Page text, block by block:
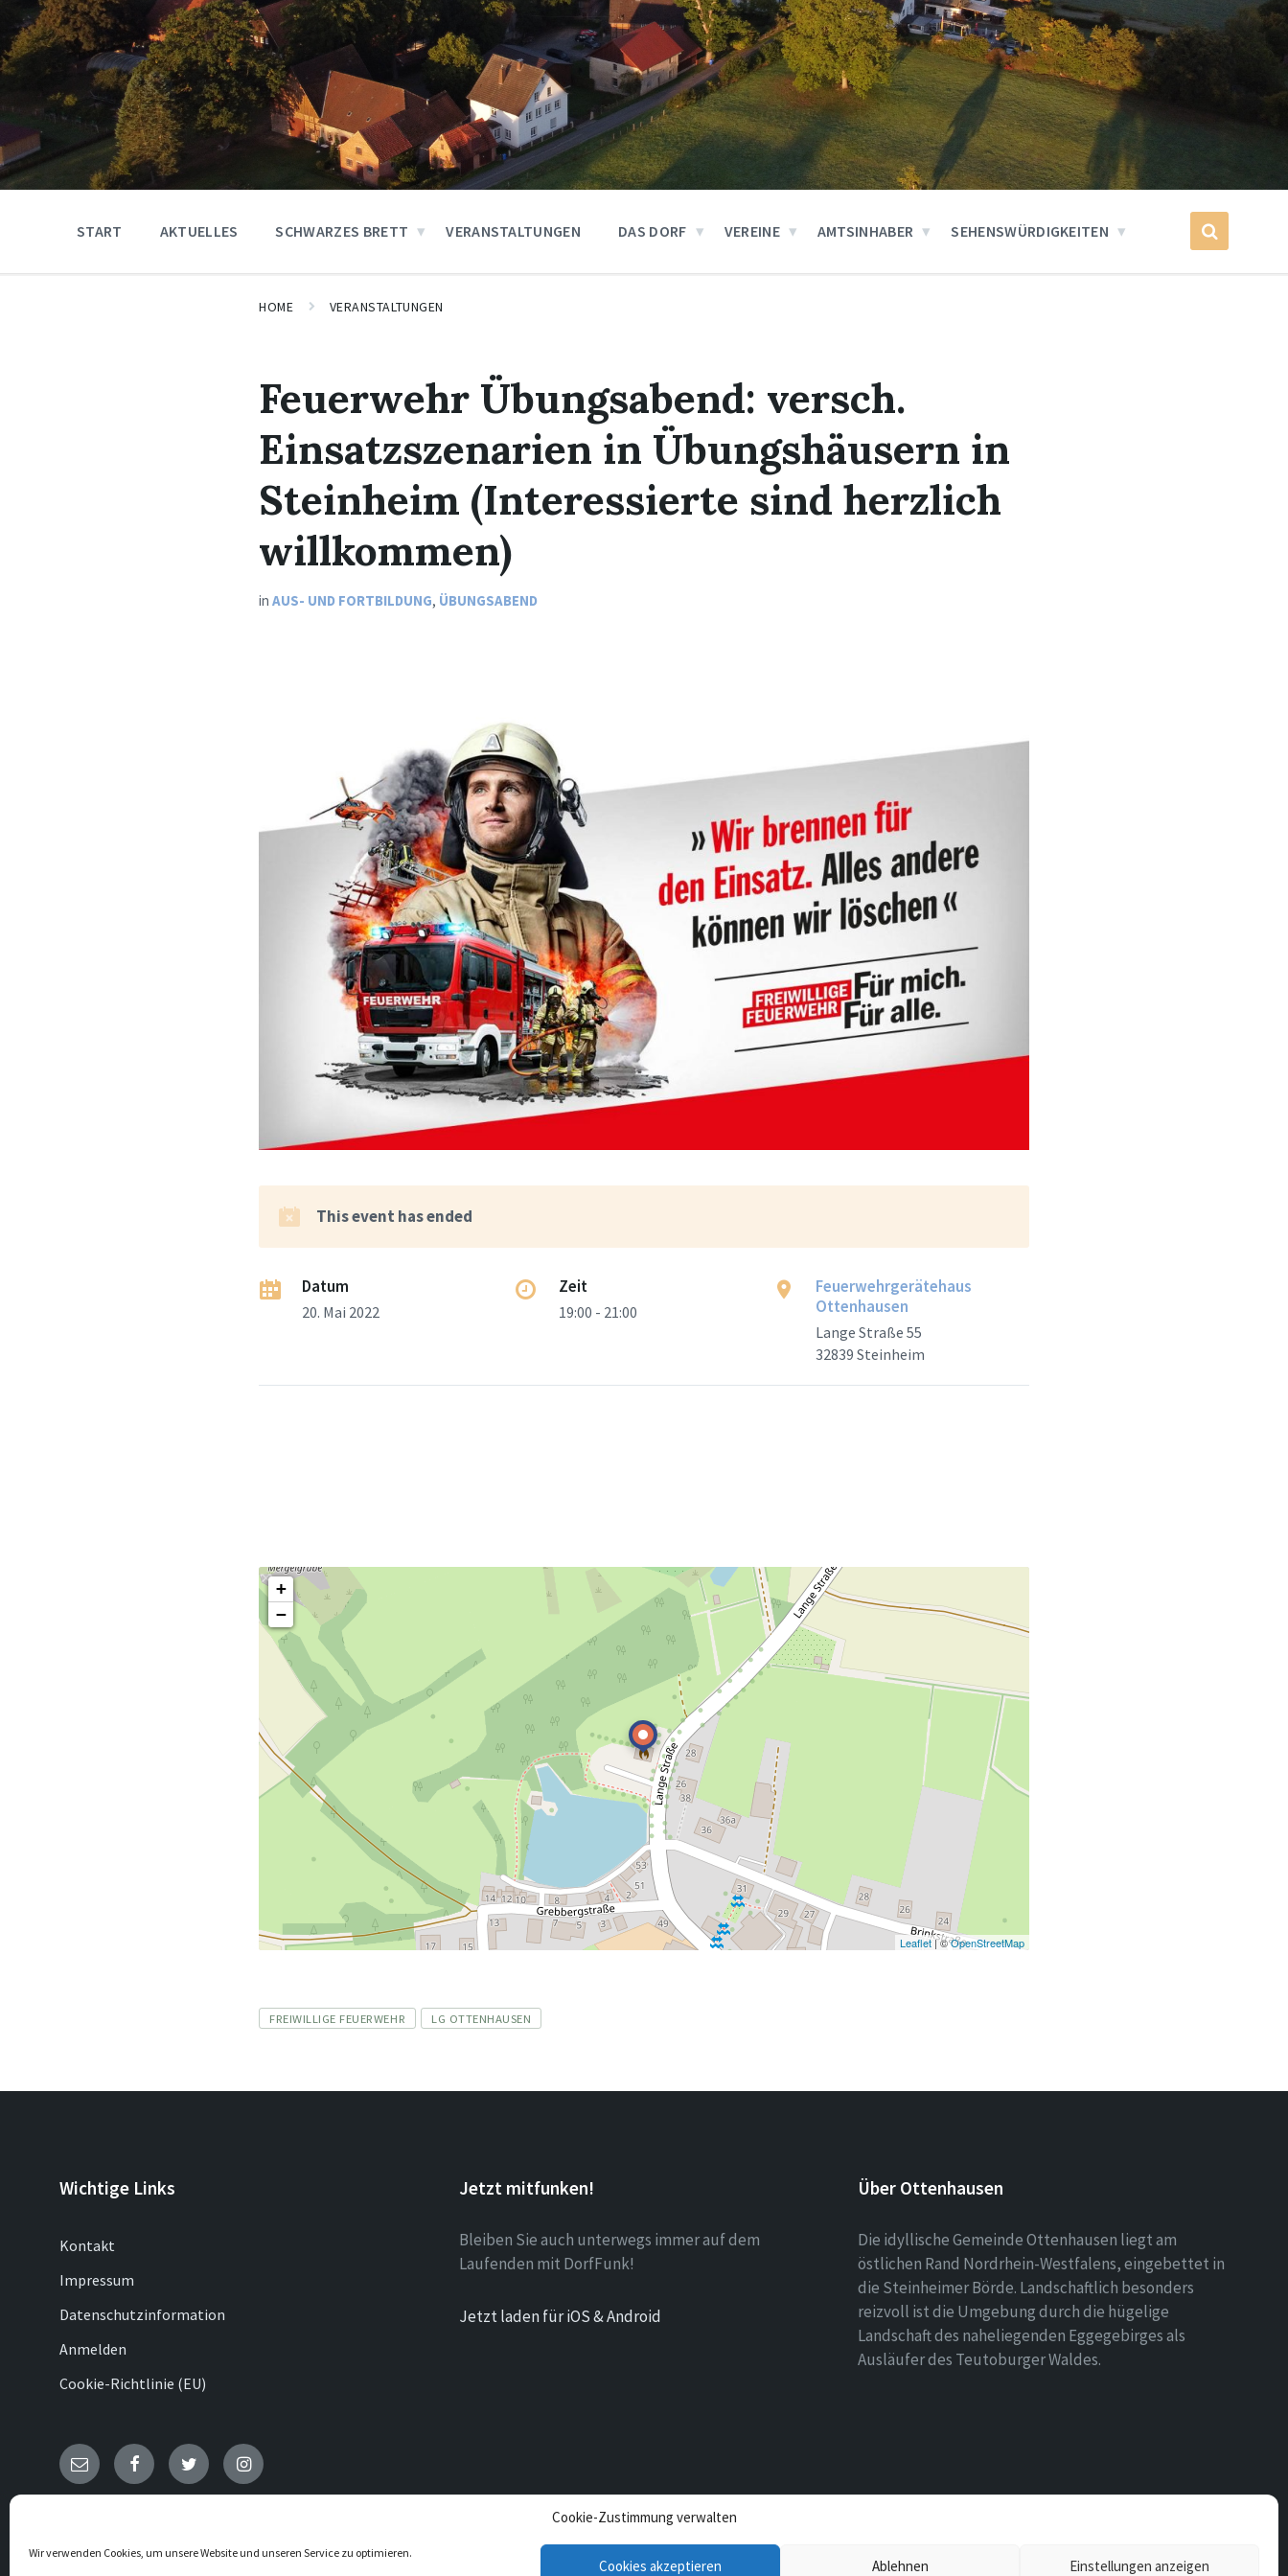
Cookie-Zustimmung verwalten
Wir verwenden Cookies, um unsere Website und unseren Service zu optimieren.
Cookies akzeptieren Ablehnen Einstellungen anzeigen
START AKTUELLES SCHWARZES BRETT VERANSTALTUNGEN DAS DORF VEREINE AMTSINHABER SEHENSWÜRDIGKEITEN
HOME VERANSTALTUNGEN
Feuerwehr Übungsabend: versch.
Einsatzszenarien in Übungshäusern in
Steinheim (Interessierte sind herzlich
willkommen)
inAUS- UND FORTBILDUNG, ÜBUNGSABEND
This event has ended
Datum
20. Mai 2022
Zeit
19:00 - 21:00
Feuerwehrgerätehaus
Ottenhausen
Lange Straße 55
32839 Steinheim
+
−
Leaflet| ©OpenStreetMap
Tags
FREIWILLIGE FEUERWEHR LG OTTENHAUSEN
Wichtige Links
Kontakt
Impressum
Datenschutzinformation
Anmelden
Cookie-Richtlinie (EU)
Jetzt mitfunken!
Bleiben Sie auch unterwegs immer auf dem
Laufenden mit DorfFunk!
Jetzt laden für iOS & Android
Über Ottenhausen
Die idyllische Gemeinde Ottenhausen liegt am
östlichen Rand Nordrhein-Westfalens, eingebettet in
die Steinheimer Börde. Landschaftlich besonders
reizvoll ist die Umgebung durch die hügelige
Landschaft des naheliegenden Eggegebirges als
Ausläufer des Teutoburger Waldes.
E- FacebookTwitter Instagram